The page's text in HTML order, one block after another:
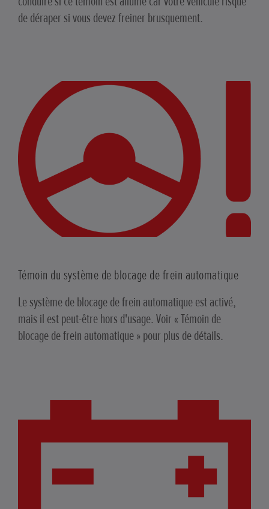
de déraper si vous devez freiner brusquement.
Témoin du système de blocage de frein automatique
Le système de blocage de frein automatique est activé,
mais il est peut-être hors d'usage. Voir « Témoin de
blocage de frein automatique » pour plus de détails.